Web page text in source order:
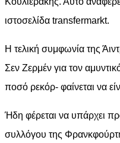
ιστοσελίδα transfermarkt.
Η τελική συμφωνία της
Σεν Ζερμέν για τον
ποσό ρεκόρ- φαίνεται να
Ήδη φέρεται να υπάρχει
συλλόγου της